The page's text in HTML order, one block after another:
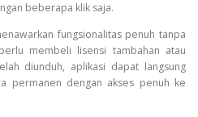
beberapa klik saja.
fungsionalitas penuh tanpa
membeli lisensi tambahan atau
diunduh, aplikasi dapat langsung
permanen dengan akses penuh ke